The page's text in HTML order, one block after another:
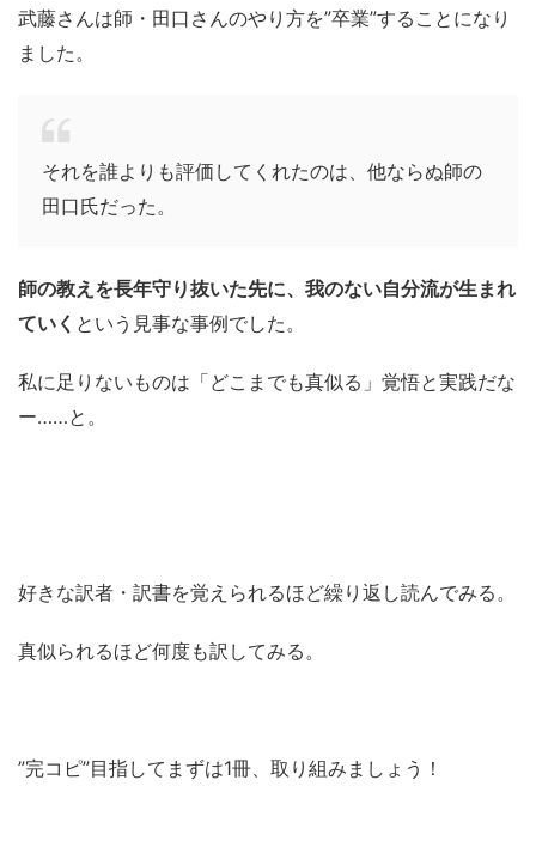
武藤さんは師・田口さんのやり方を”卒業”することになり
ました。
それを誰よりも評価してくれたのは、他ならぬ師の
田口氏だった。
師の教えを長年守り抜いた先に、我のない自分流が生まれ
ていく という見事な事例でした。
私に足りないものは「どこまでも真似る」覚悟と実践だな
ー……と。
好きな訳者・訳書を覚えられるほど繰り返し読んでみる。
真似られるほど何度も訳してみる。
”完コピ”目指してまずは1冊、取り組みましょう！